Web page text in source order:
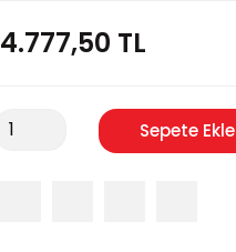
4.777,50 TL
Sepete Ekle